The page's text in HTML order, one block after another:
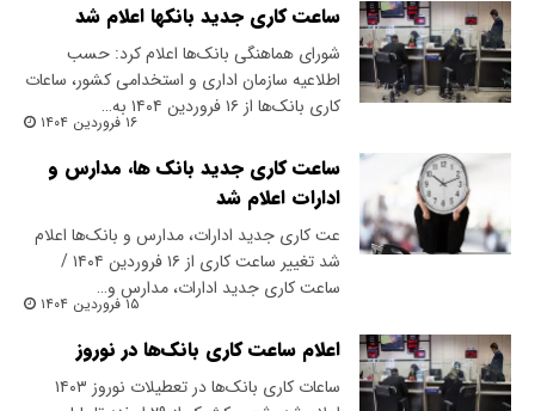
ساعت کاری جدید بانکها اعلام شد
شورای هماهنگی بانک‌ها اعلام کرد: حسب
اطلاعیه سازمان اداری و استخدامی کشور، ساعات
کاری بانک‌ها از ۱۶ فروردین ۱۴۰۴ به…
۱۶ فروردین ۱۴۰۴
ساعت کاری جدید بانک ها، مدارس و
ادارات اعلام شد
عت کاری جدید ادارات، مدارس و بانک‌ها اعلام
شد تغییر ساعت کاری از ۱۶ فروردین ۱۴۰۴ /
ساعت کاری جدید ادارات، مدارس و…
۱۵ فروردین ۱۴۰۴
اعلام ساعت کاری بانک‌ها در نوروز
ساعات کاری بانک‌ها در تعطیلات نوروز ۱۴۰۳